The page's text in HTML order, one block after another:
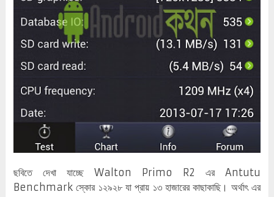
ছবিতে দেখা যাচ্ছে Walton Primo R2 এর Antutu
Benchmark স্কোর ১২৯২৮ যা প্রায় ১৩ হাজারের কাছাকাছি। অর্থাৎ এর